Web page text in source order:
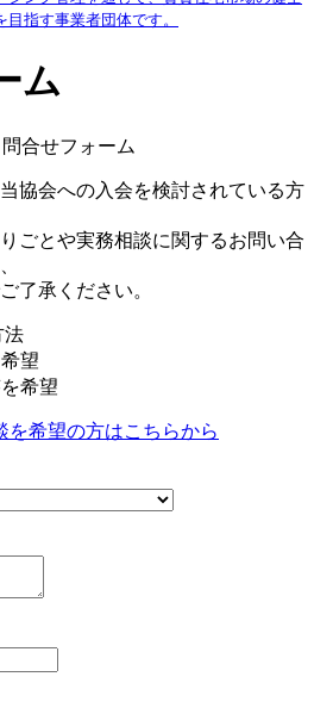
指す事業者団体です。
ム
合せフォーム
協会への入会を検討されている方
ごとや実務相談に関するお問い合
了承ください。
法
望
希望
を希望の方はこちらから